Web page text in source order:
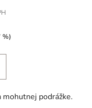
%)
podrážke.